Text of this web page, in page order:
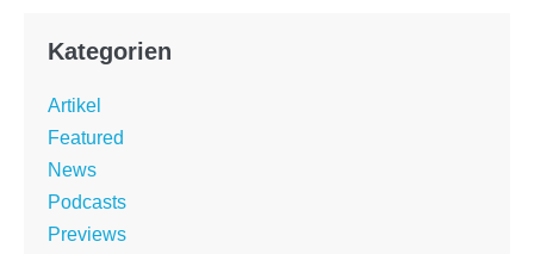
Kategorien
Artikel
Featured
News
Podcasts
Previews